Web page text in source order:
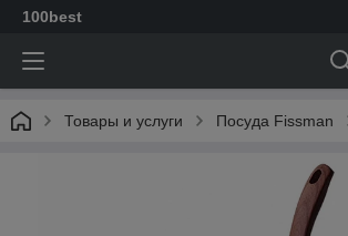
100best
Товары и услуги Посуда Fissman